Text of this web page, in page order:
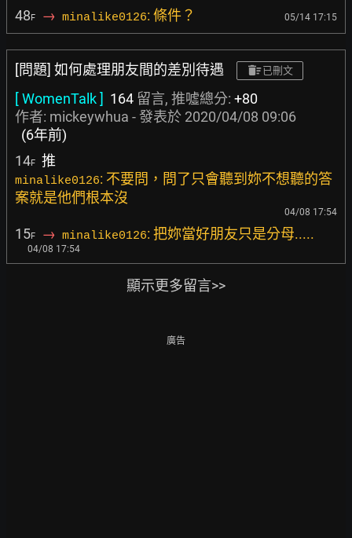
48F → minalike0126: 條件？ 05/14 17:15
[問題] 如何處理朋友間的差別待遇 已刪文
[ WomenTalk ] 164 留言, 推噓總分: +80
作者: mickeywhua - 發表於 2020/04/08 09:06
(6年前)
14F 推
minalike0126: 不要問，問了只會聽到妳不想聽的答
案就是他們根本沒
04/08 17:54
15F → minalike0126: 把妳當好朋友只是分母.....
04/08 17:54
顯示更多留言>>
廣告